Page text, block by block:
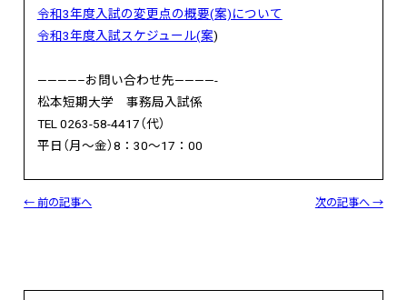
令和3年度入試の変更点の概要(案)について
令和3年度入試スケジュール(案)
————–お問い合わせ先————-
松本短期大学 事務局入試係
TEL 0263-58-4417（代）
平日（月～金）8：30～17：00
← 前の記事へ 次の記事へ →